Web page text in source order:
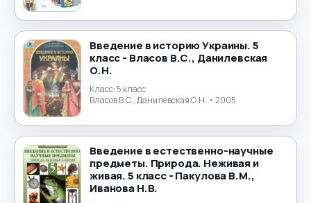
Физика
Физическая культура
Финансы
Финский язык
Французский язык
Химия
Введение в историю Украины. 5
класс - Власов В.С., Данилевская
О.Н.
Класс: 5 класс
Власов В.С., Данилевская О.Н. • 2005
Введение в естественно-научные
предметы. Природа. Неживая и
живая. 5 класс - Пакулова В.М.,
Иванова Н.В.